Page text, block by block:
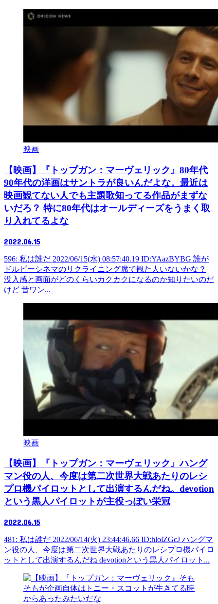
映画
【映画】『トップガン：マーヴェリック』80年代
90年代の洋画はサントラが良いんだよな。最近は
映画観てない人でも主題歌知ってる作品がまずな
いだろ？ 特に80年代はオールディーズをうまく取
り入れてるよな
2022.06.15
596: 私は誰だ 2022/06/15(水) 08:57:40.19 ID:YAazBYBG 誰が
ドルビーシネマのリクライニング席で観た人いないかな？
没入感と画面がどのくらいカクカクになるのか知りたいのだ
けど 昔ワン...
映画
【映画】『トップガン：マーヴェリック』ハング
マン役の人、今度は第二次世界大戦あたりのレシ
プロ機パイロットとして出演するんだね。devotion
という黒人パイロットが主役っぽい栄冠
2022.06.15
481: 私は誰だ 2022/06/14(火) 23:44:46.66 ID:hlolZGcJ ハングマ
ン役の人、今度は第二次世界大戦あたりのレシプロ機パイロ
ットとして出演するんだね devotionという黒人パイロット...